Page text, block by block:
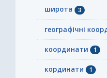
широта 3
географічні
координати 1
кординати 1